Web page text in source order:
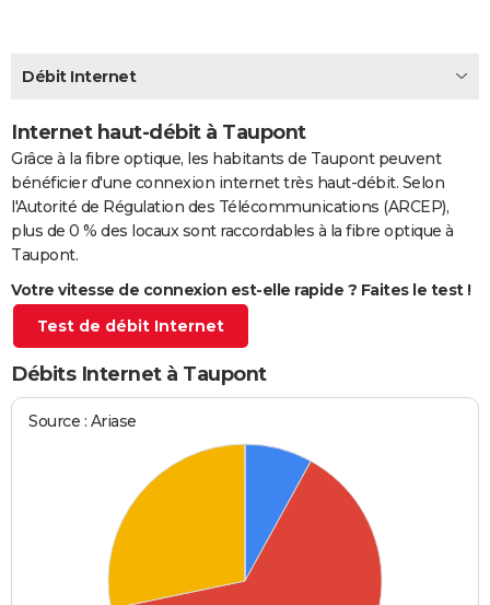
GUIDES D'ACHAT
CARTE DE VOEUX
Carte de Noël
Carte Bonne année
Carte Saint-Valentin
Carte Pâques
Carte d'anniversaire
DICTIONNAIRE
Biographies
Expressions
PROGRAMME TV
COPAINS D'AVANT
S'inscrire
Se connecter
Lycées
Collèges
Primaires
Universités
Entreprises
Service militaire
Avis de recherche
AVIS DE DÉCÈS
FORUM
Bricolage
Lifestyle
Culture
Sport
Auto
Television
Voyage
Cinema
Débit Internet
Internet haut-débit à Taupont
Grâce à la fibre optique, les habitants de Taupont peuvent
bénéficier d'une connexion internet très haut-débit. Selon
l'Autorité de Régulation des Télécommunications (ARCEP),
plus de 0 % des locaux sont raccordables à la fibre optique à
Taupont.
Votre vitesse de connexion est-elle rapide ? Faites le test !
Test de débit Internet
Débits Internet à Taupont
Source : Ariase